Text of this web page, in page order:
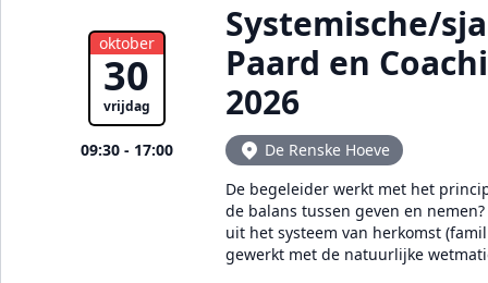
oktober
30
vrijdag
09:30 - 17:00
Systemische/
Paard en
2026
De Renske Hoeve
De begeleider werkt met het
de balans tussen geven en
uit het systeem van herkomst
gewerkt met de natuurlijke